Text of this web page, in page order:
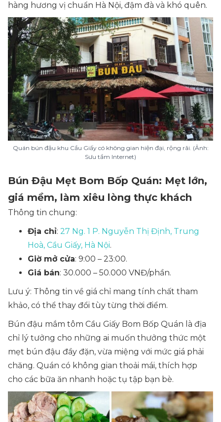
hàng hương vị chuẩn Hà Nội, đậm đà và khó quên.
Quán bún đậu khu Cầu Giấy có không gian hiện đại, rộng rãi. (Ảnh:
Sưu tầm Internet)
Bún Đậu Mẹt Bom Bốp Quán: Mẹt lớn,
giá mềm, làm xiêu lòng thực khách
Thông tin chung:
Địa chỉ: 27 Ng. 1 P. Nguyễn Thị Định, Trung
Hoà, Cầu Giấy, Hà Nội.
Giờ mở cửa: 9:00 – 23:00.
Giá bán: 30.000 – 50.000 VNĐ/phần.
Lưu ý: Thông tin về giá chỉ mang tính chất tham
khảo, có thể thay đổi tùy từng thời điểm.
Bún đậu mắm tôm Cầu Giấy Bom Bốp Quán là địa
chỉ lý tưởng cho những ai muốn thưởng thức một
mẹt bún đậu đầy đặn, vừa miệng với mức giá phải
chăng. Quán có không gian thoải mái, thích hợp
cho các bữa ăn nhanh hoặc tụ tập bạn bè.